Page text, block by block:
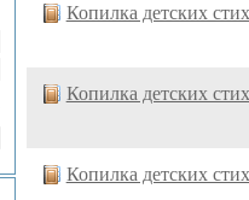
Копилка детских
Копилка детских
Копилка детских